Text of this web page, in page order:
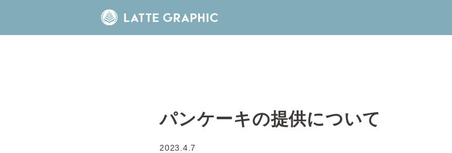
パンケーキの提供について
2023.4.7